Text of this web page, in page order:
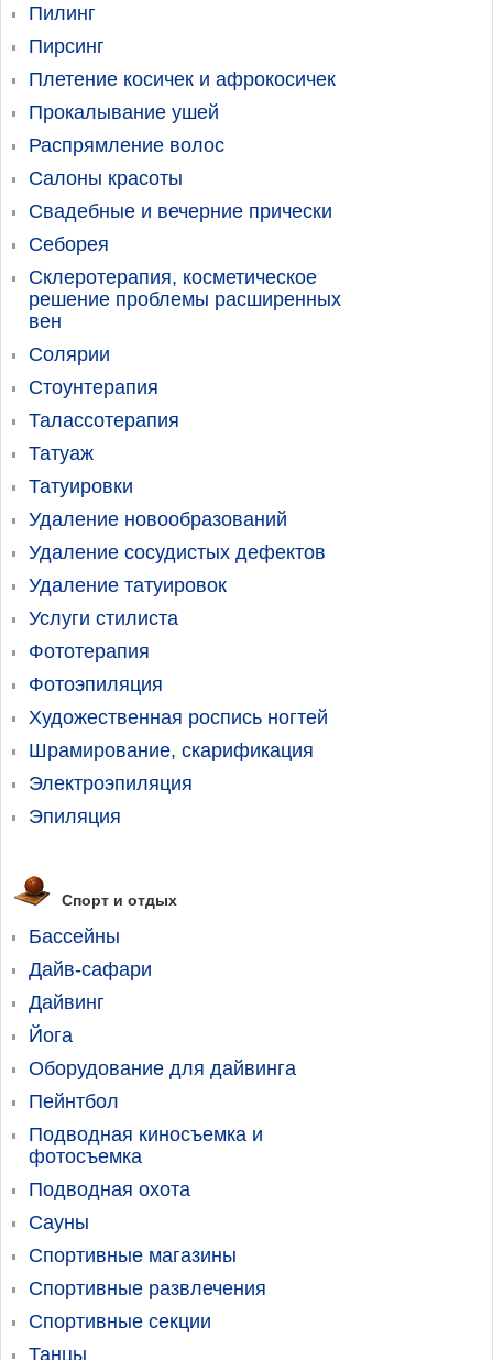
Пилинг
Пирсинг
Плетение косичек и афрокосичек
Прокалывание ушей
Распрямление волос
Салоны красоты
Свадебные и вечерние прически
Себорея
Склеротерапия, косметическое
решение проблемы расширенных
вен
Солярии
Стоунтерапия
Талассотерапия
Татуаж
Татуировки
Удаление новообразований
Удаление сосудистых дефектов
Удаление татуировок
Услуги стилиста
Фототерапия
Фотоэпиляция
Художественная роспись ногтей
Шрамирование, скарификация
Электроэпиляция
Эпиляция
Спорт и отдых
Бассейны
Дайв-сафари
Дайвинг
Йога
Оборудование для дайвинга
Пейнтбол
Подводная киносъемка и
фотосъемка
Подводная охота
Сауны
Спортивные магазины
Спортивные развлечения
Спортивные секции
Танцы